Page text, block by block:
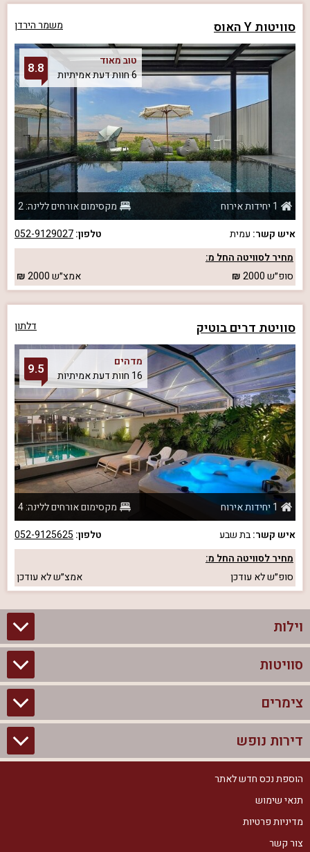
סוויטות Y האוס משמר הירדן
טוב מאוד
6 חוות דעת אמיתיות
8.8
1 יחידות אירוח
מקסימום אורחים ללינה: 2
איש קשר: עמית טלפון:052-9129027
מחיר לסוויטה החל מ:
סופ״ש2000 אמצ״ש2000
סוויטת דרים בוטיק דלתון
מדהים
16 חוות דעת אמיתיות
9.5
1 יחידות אירוח
מקסימום אורחים ללינה: 4
איש קשר:בת שבע טלפון: 052-9125625
מחיר לסוויטה החל מ:
סופ״שלא עודכן אמצ״שלא עודכן
וילות
וילות בצפון
וילות להשכרה
וילות למסיבת רווקים
וילות נופש
סוויטות
סוויטות בצפון
צימרים לזוגות עם בריכה פרטית
צימרים יוקרתיים
צימרים מפוארים
צימרים
צימרים בצפון
צימרים לזוגות
צימרים למשפחות
צימרים עם בריכה
דירות נופש
דירות נופש בצפון
דירות נופש למשפחות
הוספת נכס חדש לאתר
תנאי שימוש
מדיניות פרטיות
צור קשר